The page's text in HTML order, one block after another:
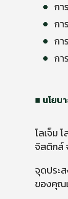
กา
กา
กา
กา
นโยบ
โลเจ็ม
จิสติกส์
จุดประ
ของคุณ